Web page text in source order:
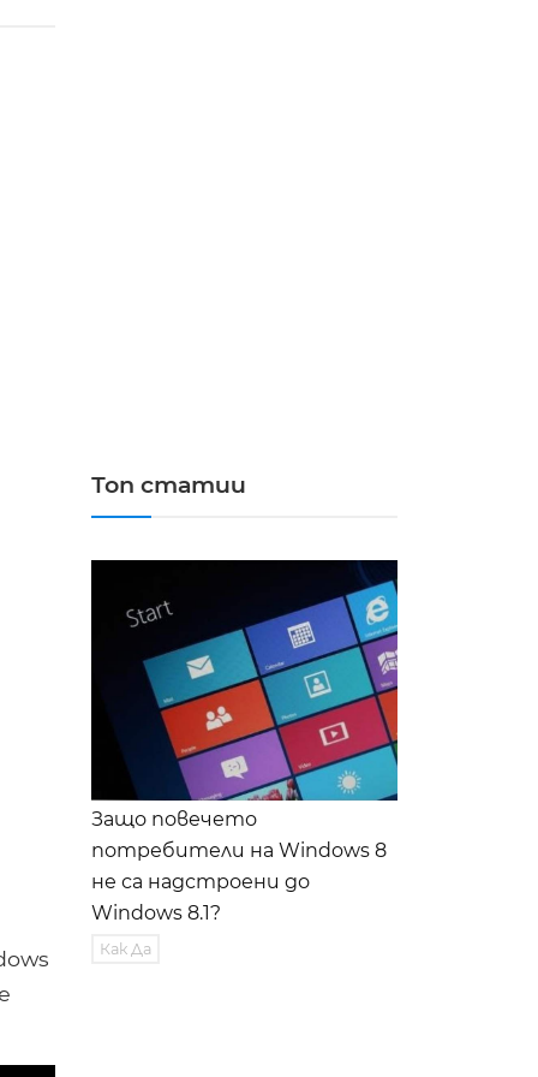
Топ статии
Защо повечето
потребители на Windows 8
не са надстроени до
Windows 8.1?
Как Да